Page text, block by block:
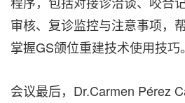
审核、复诊监控与注意事项，
掌握GS颌位重建技术使用技巧。
会议最后，Dr.Carmen Pérez